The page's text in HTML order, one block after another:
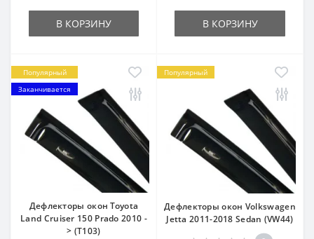
В КОРЗИНУ В КОРЗИНУ
Популярный
Заканчивается
Дефлекторы окон Toyota
Land Cruiser 150 Prado 2010 -
> (T103)
Популярный
Дефлекторы окон Volkswagen
Jetta 2011-2018 Sedan (VW44)